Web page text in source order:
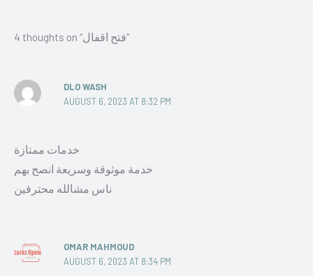
4 thoughts on “فتح اقفال”
DLO WASH
AUGUST 6, 2023 AT 8:32 PM
خدمات ممتازة
خدمة موثوقة وسريعة انصح بهم
ناس مشالله محترفين
OMAR MAHMOUD
AUGUST 6, 2023 AT 8:34 PM